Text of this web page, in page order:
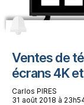
Ventes de
écrans 4K
Carlos PIRES
31 août 2018 à